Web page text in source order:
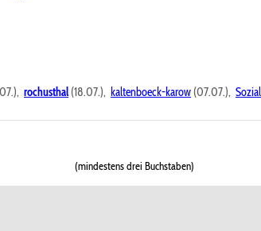
rochusthal (18.07.), kaltenboeck-karow (07.07.),
(mindestens drei Buchstaben)